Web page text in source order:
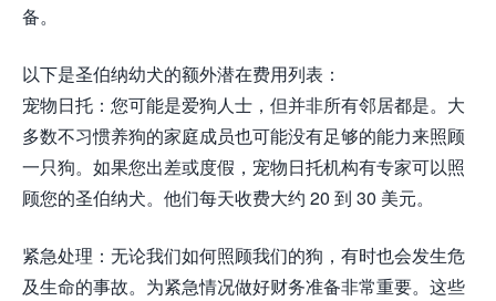
备。
以下是圣伯纳幼犬的额外潜在费用列表：
宠物日托：您可能是爱狗人士，但并非所有邻居都是。大
多数不习惯养狗的家庭成员也可能没有足够的能力来照顾
一只狗。如果您出差或度假，宠物日托机构有专家可以照
顾您的圣伯纳犬。他们每天收费大约 20 到 30 美元。
紧急处理：无论我们如何照顾我们的狗，有时也会发生危
及生命的事故。为紧急情况做好财务准备非常重要。这些